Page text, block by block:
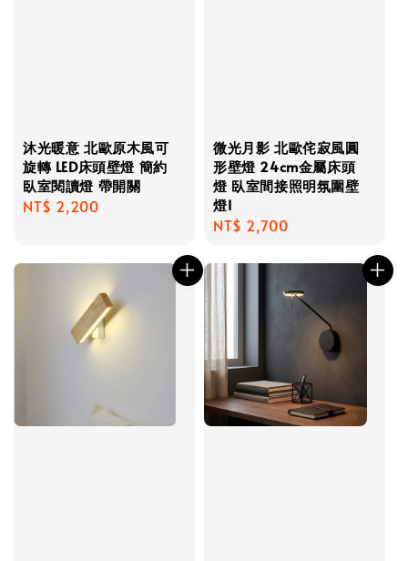
沐光暖意 北歐原木風可
旋轉 LED床頭壁燈 簡約
臥室閱讀燈 帶開關
Regular
NT$ 2,200
微光月影 北歐侘寂風圓
形壁燈 24cm金屬床頭
燈 臥室間接照明氛圍壁
燈I
Regular
NT$ 2,700